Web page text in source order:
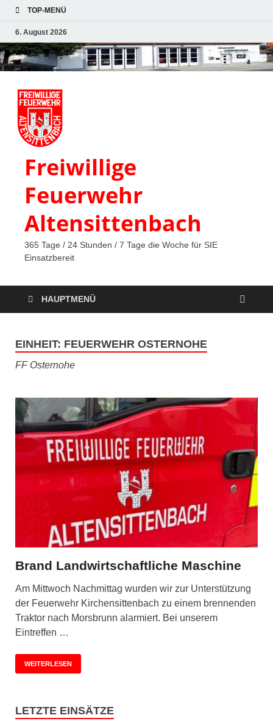
TOP-MENÜ
6. August 2026
Freiwillige
Feuerwehr
Altensittenbach
365 Tage / 24 Stunden / 7 Tage die Woche für SIE
Einsatzbereit
HAUPTMENÜ
EINHEIT: FEUERWEHR OSTERNOHE
FF Osternohe
Brand Landwirtschaftliche Maschine
Am Mittwoch Nachmittag wurden wir zur Unterstützung
der Feuerwehr Kirchensittenbach zu einem brennenden
Traktor nach Morsbrunn alarmiert. Bei unserem
Eintreffen …
WEITERLESEN
LETZTE EINSÄTZE